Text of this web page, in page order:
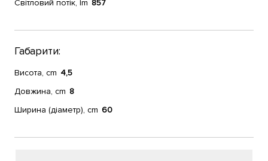
Світловий потік, lm 857
Габарити:
Висота, cm 4,5
Довжина, cm 8
Ширина (діаметр), cm 60